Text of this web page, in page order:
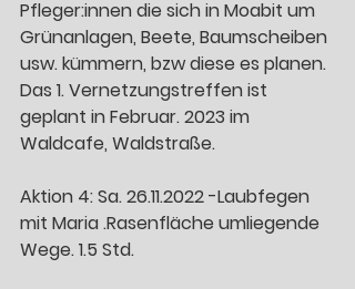
Pfleger:innen die sich in Moabit um
Grünanlagen, Beete, Baumscheiben
usw. kümmern, bzw diese es planen.
Das 1. Vernetzungstreffen ist
geplant in Februar. 2023 im
Waldcafe, Waldstraße.
Aktion 4: Sa. 26.11.2022 -Laubfegen
mit Maria .Rasenfläche umliegende
Wege. 1.5 Std.